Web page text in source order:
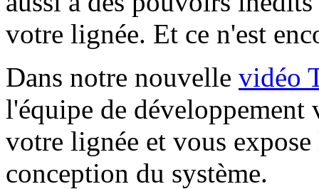
votre lignée. Et ce n'est
Dans notre nouvelle vidéo
l'équipe de
votre lignée et vous
conception du système.